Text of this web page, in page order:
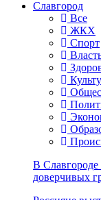
Славгород
Все
ЖКХ
Спорт
В
доверчивых